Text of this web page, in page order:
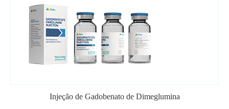
Injeção de Gadobenato de Dimeglumina